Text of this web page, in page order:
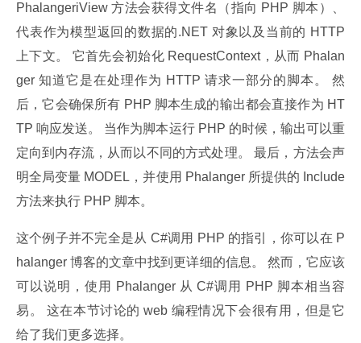
PhalangeriView 方法会获得文件名（指向 PHP 脚本）、
代表作为模型返回的数据的.NET 对象以及当前的 HTTP
上下文。 它首先会初始化 RequestContext，从而 Phalan
ger 知道它是在处理作为 HTTP 请求一部分的脚本。 然
后，它会确保所有 PHP 脚本生成的输出都会直接作为 HT
TP 响应发送。 当作为脚本运行 PHP 的时候，输出可以重
定向到内存流，从而以不同的方式处理。 最后，方法会声
明全局变量 MODEL，并使用 Phalanger 所提供的 Include
方法来执行 PHP 脚本。
这个例子并不完全是从 C#调用 PHP 的指引，你可以在 P
halanger 博客的文章中找到更详细的信息。 然而，它应该
可以说明，使用 Phalanger 从 C#调用 PHP 脚本相当容
易。 这在本节讨论的 web 编程情况下会很有用，但是它
给了我们更多选择。